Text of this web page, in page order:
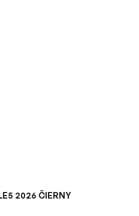
2026 ČIERNY